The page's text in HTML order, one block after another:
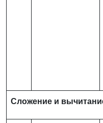
Сложение и